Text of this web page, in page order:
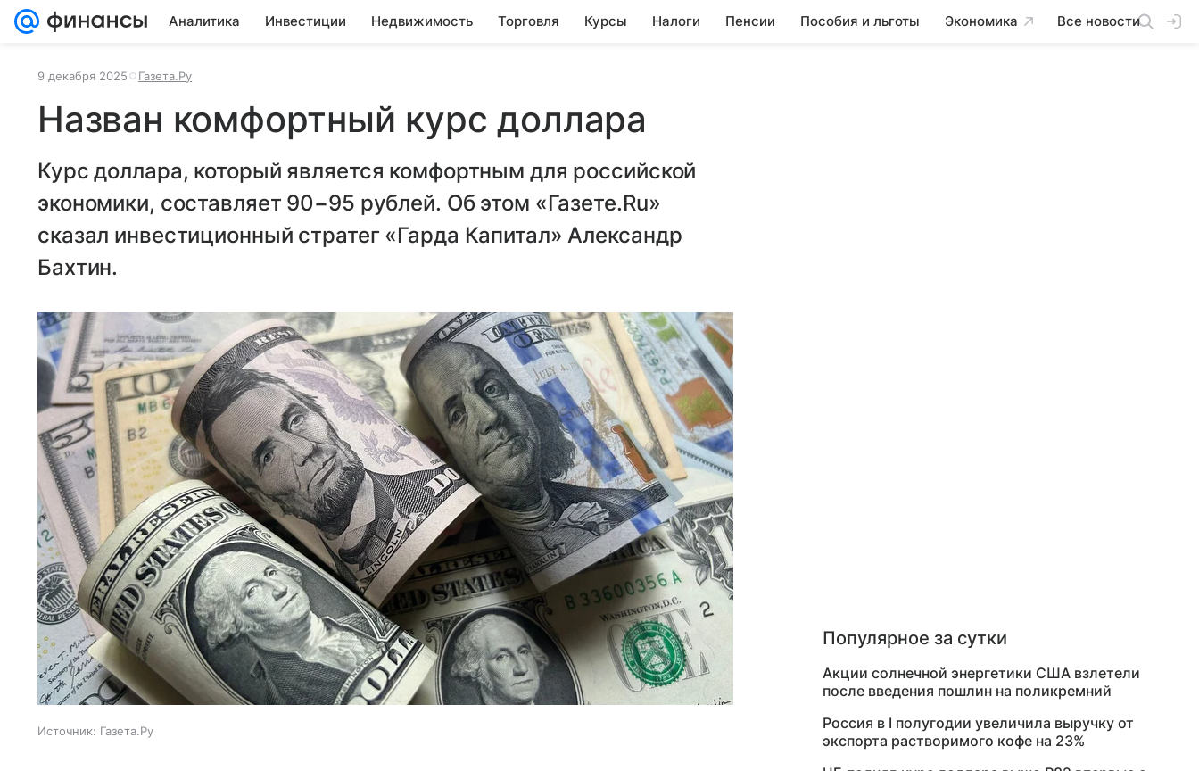
Аналитика Инвестиции Недвижимость Торговля Курсы Налоги Пенсии Пособия и льготы Экономика Все новости
9 декабря 2025 Газета.Ру
Назван комфортный курс доллара
Курс доллара, который является комфортным для российской
экономики, составляет 90−95 рублей. Об этом «Газете.Ru»
сказал инвестиционный стратег «Гарда Капитал» Александр
Бахтин.
Источник: Газета.Ру
Популярное за сутки
Акции солнечной энергетики США взлетели
после введения пошлин на поликремний
Россия в I полугодии увеличила выручку от
экспорта растворимого кофе на 23%